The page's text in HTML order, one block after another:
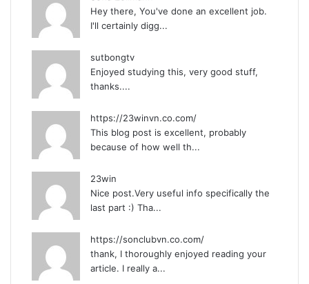
Hey there, You've done an excellent job.
I'll certainly digg...
sutbongtv
Enjoyed studying this, very good stuff,
thanks....
https://23winvn.co.com/
This blog post is excellent, probably
because of how well th...
23win
Nice post.Very useful info specifically the
last part :) Tha...
https://sonclubvn.co.com/
thank, I thoroughly enjoyed reading your
article. I really a...